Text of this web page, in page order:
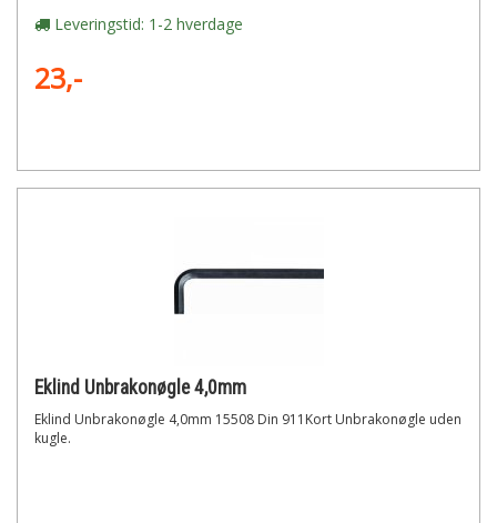
Leveringstid: 1-2 hverdage
23,-
Eklind Unbrakonøgle 4,0mm
Eklind Unbrakonøgle 4,0mm 15508 Din 911Kort Unbrakonøgle uden
kugle.